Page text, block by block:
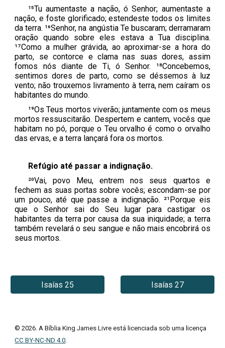
¹⁵Tu aumentaste a nação, ó Senhor; aumentaste a
nação, e foste glorificado; estendeste todos os limites
da terra. ¹⁶Senhor, na angústia Te buscaram; derramaram
oração quando sobre eles estava a Tua disciplina.
¹⁷Como a mulher grávida, ao aproximar-se a hora do
parto, se contorce e clama nas suas dores, assim
fomos nós diante de Ti, ó Senhor. ¹⁸Concebemos,
sentimos dores de parto, como se déssemos à luz
vento; não trouxemos livramento à terra, nem caíram os
habitantes do mundo.
¹⁹Os Teus mortos viverão; juntamente com os meus
mortos ressuscitarão. Despertem e cantem, vocês que
habitam no pó, porque o Teu orvalho é como o orvalho
das ervas, e a terra lançará fora os mortos.
Refúgio até passar a indignação.
²⁰Vai, povo Meu, entrem nos seus quartos e
fechem as suas portas sobre vocês; escondam-se por
um pouco, até que passe a indignação. ²¹Porque eis
que o Senhor sai do Seu lugar para castigar os
habitantes da terra por causa da sua iniquidade; a terra
também revelará o seu sangue e não mais encobrirá os
seus mortos.
Isaías 25 Isaías 27
© 2026. A Bíblia King James Livre está licenciada sob uma licença
CC BY-NC-ND 4.0.